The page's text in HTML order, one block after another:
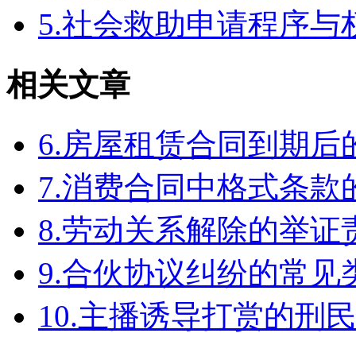
5.社会救助申请程序与
相关文章
6.房屋租赁合同到期后
7.消费合同中格式条款
8.劳动关系解除的举证
9.合伙协议纠纷的常见
10.主播诱导打赏的刑